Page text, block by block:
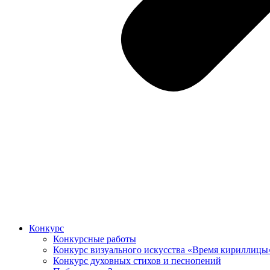
Конкурс
Конкурсные работы
Конкурс визуального искусства «Время
Конкурс духовных стихов и песнопений